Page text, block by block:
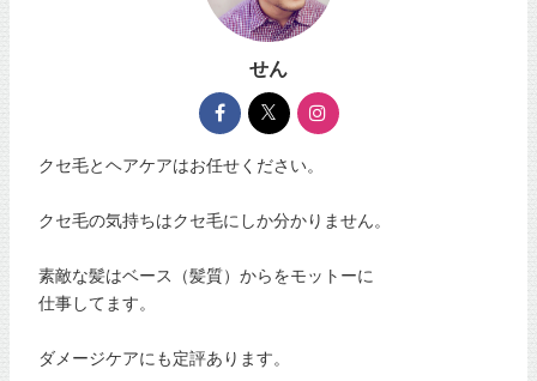
せん
クセ毛とヘアケアはお任せください。
クセ毛の気持ちはクセ毛にしか分かりません。
素敵な髪はベース（髪質）からをモットーに
仕事してます。
ダメージケアにも定評あります。